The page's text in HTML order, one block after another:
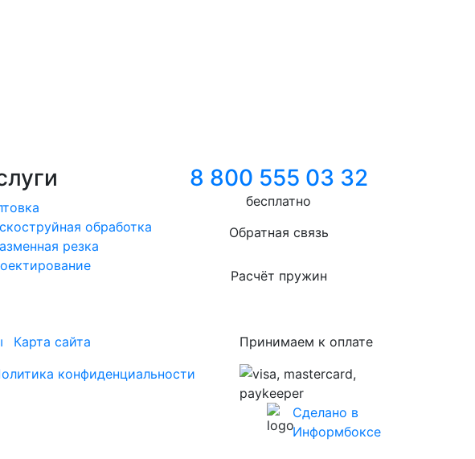
обработка
резка
8 800 555 03 32
бесплатно
Обратная связь
Расчёт пружин
Карта сайта
конфиденциальности
Принимаем к оплате
Сделано в
Информбоксе